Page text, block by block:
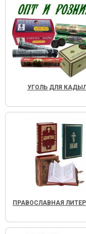
УГОЛЬ ДЛЯ
ПРАВОСЛАВНАЯ